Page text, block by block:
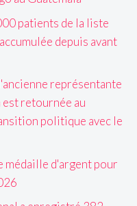
patients de la liste
depuis avant
représentante
retournée au
politique avec le
médaille d'argent pour